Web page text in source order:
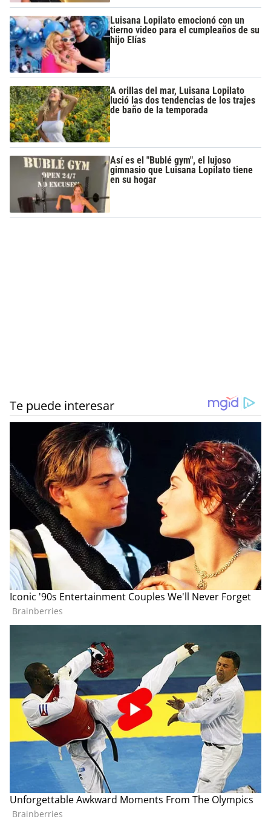
Luisana Lopilato emocionó con un
tierno video para el cumpleaños de su
hijo Elías
A orillas del mar, Luisana Lopilato
lució las dos tendencias de los trajes
de baño de la temporada
Así es el "Bublé gym", el lujoso
gimnasio que Luisana Lopilato tiene
en su hogar